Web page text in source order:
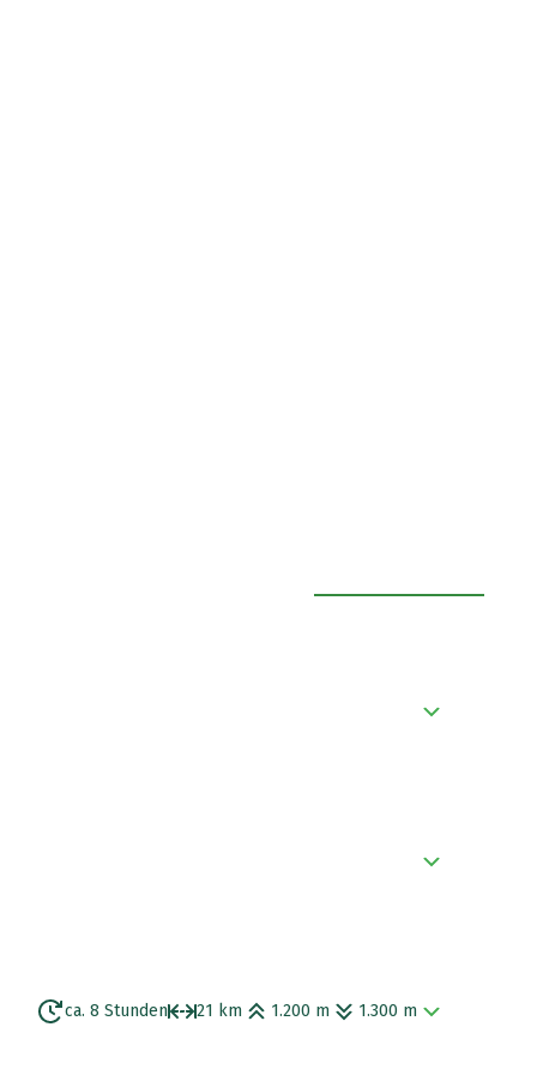
ca. 8 Stunden 21 km 1.200 m 1.300 m